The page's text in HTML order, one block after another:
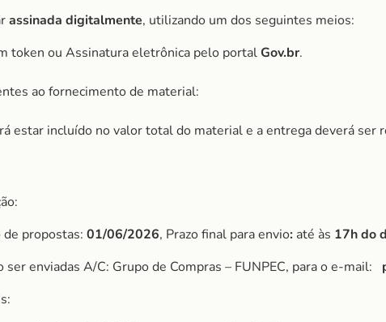
assinada digitalmente, utilizando um dos seguintes meios:
token ou Assinatura eletrônica pelo portalGov.br.
ao fornecimento de material:
estar incluído no valor total do material e a entrega deverá ser
propostas: 01/06/2026, Prazo final para envio: até às 17h do
enviadas A/C: Grupo de Compras – FUNPEC, para o e-mail: